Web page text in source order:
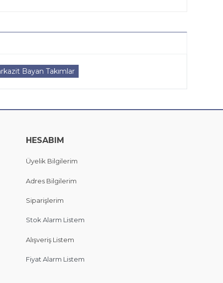
Bayan Takımlar
HESABIM
Üyelik Bilgilerim
Adres Bilgilerim
Siparişlerim
Stok Alarm Listem
Alışveriş Listem
Fiyat Alarm Listem